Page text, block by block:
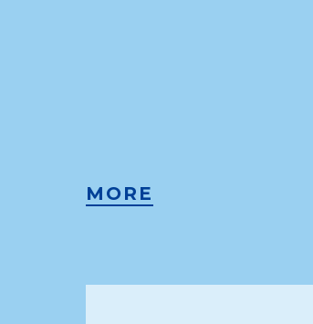
MORE